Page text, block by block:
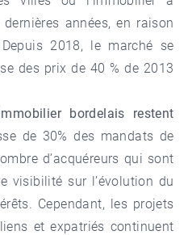
années, en raison
2018, le marché se
des prix de 40 % de 2013
bordelais restent
de 30% des mandats de
d’acquéreurs qui sont
visibilité sur l’évolution du
Cependant, les projets
et expatriés continuent